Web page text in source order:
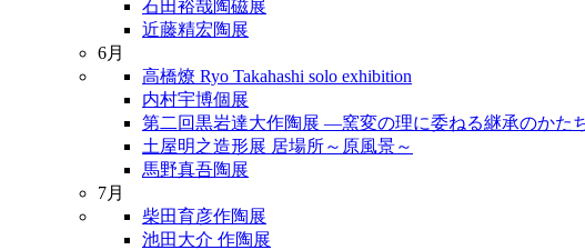
石田裕哉陶磁展
近藤精宏陶展
6月
高橋燎 Ryo Takahashi solo exhibition
内村宇博個展
第二回黒岩達大作陶展 ―窯変の理に委ねる継承のかた
土屋明之造形展 居場所～原風景～
馬野真吾陶展
7月
柴田育彦作陶展
池田大介 作陶展